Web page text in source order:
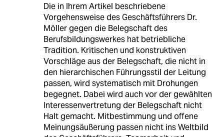
Die in Ihrem Artikel beschriebene
Vorgehensweise des Geschäftsführers Dr.
Möller gegen die Belegschaft des
Berufsbildungswerkes hat betriebliche
Tradition. Kritischen und konstruktiven
Vorschläge aus der Belegschaft, die nicht in
den hierarchischen Führungsstil der Leitung
passen, wird systematisch mit Drohungen
begegnet. Dabei wird auch vor der gewählten
Interessenvertretung der Belegschaft nicht
Halt gemacht. Mitbestimmung und offene
Meinungsäußerung passen nicht ins Weltbild